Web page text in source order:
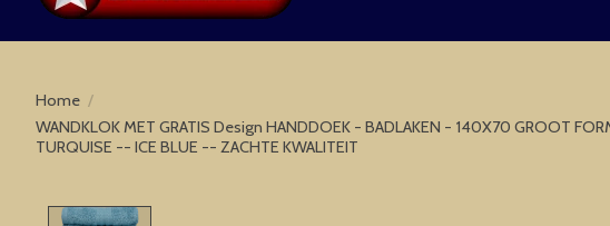
Home /
WANDKLOK MET GRATIS Design HANDDOEK - BADLAKEN - 140X70 GROOT
TURQUISE -- ICE BLUE -- ZACHTE KWALITEIT